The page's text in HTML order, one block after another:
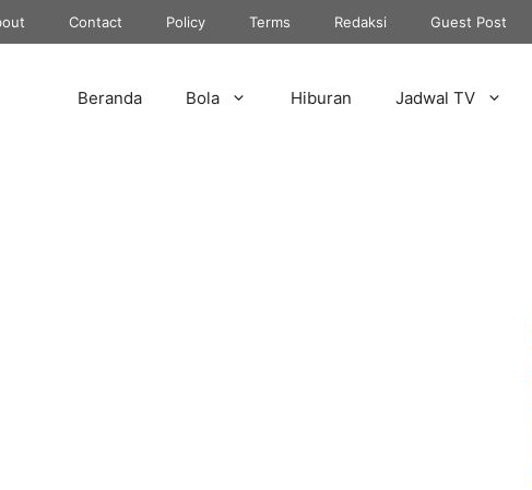
Contact Policy Terms Redaksi Guest Post
Beranda Bola Hiburan Jadwal TV